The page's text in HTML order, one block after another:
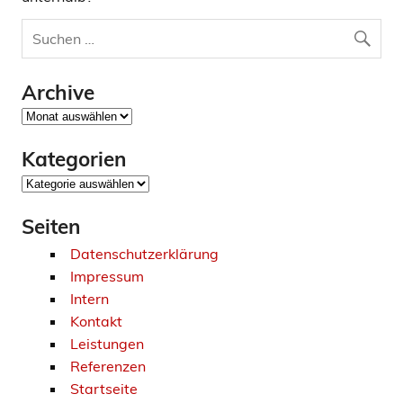
Archive
Archive
Kategorien
Kategorien
Seiten
Datenschutzerklärung
Impressum
Intern
Kontakt
Leistungen
Referenzen
Startseite